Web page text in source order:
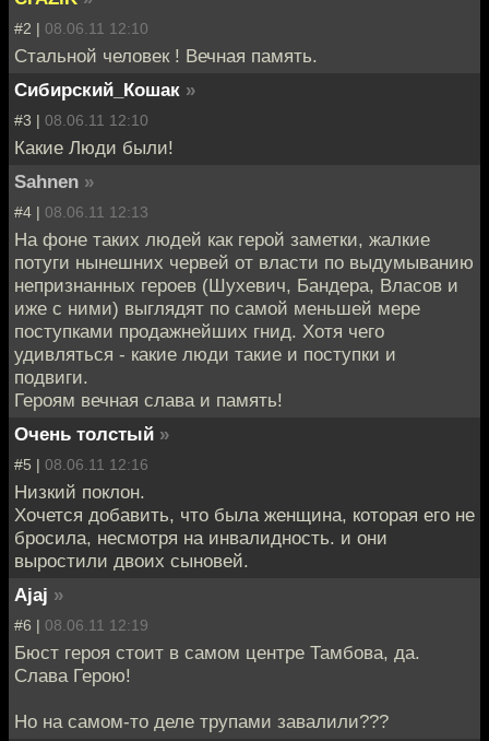
#2 | 08.06.11 12:10
Стальной человек ! Вечная память.
Сибирский_Кошак »
#3 | 08.06.11 12:10
Какие Люди были!
Sahnen »
#4 | 08.06.11 12:13
На фоне таких людей как герой заметки, жалкие
потуги нынешних червей от власти по выдумыванию
непризнанных героев (Шухевич, Бандера, Власов и
иже с ними) выглядят по самой меньшей мере
поступками продажнейших гнид. Хотя чего
удивляться - какие люди такие и поступки и
подвиги.
Героям вечная слава и память!
Очень толстый »
#5 | 08.06.11 12:16
Низкий поклон.
Хочется добавить, что была женщина, которая его не
бросила, несмотря на инвалидность. и они
выростили двоих сыновей.
Ajaj »
#6 | 08.06.11 12:19
Бюст героя стоит в самом центре Тамбова, да.
Слава Герою!
Но на самом-то деле трупами завалили???